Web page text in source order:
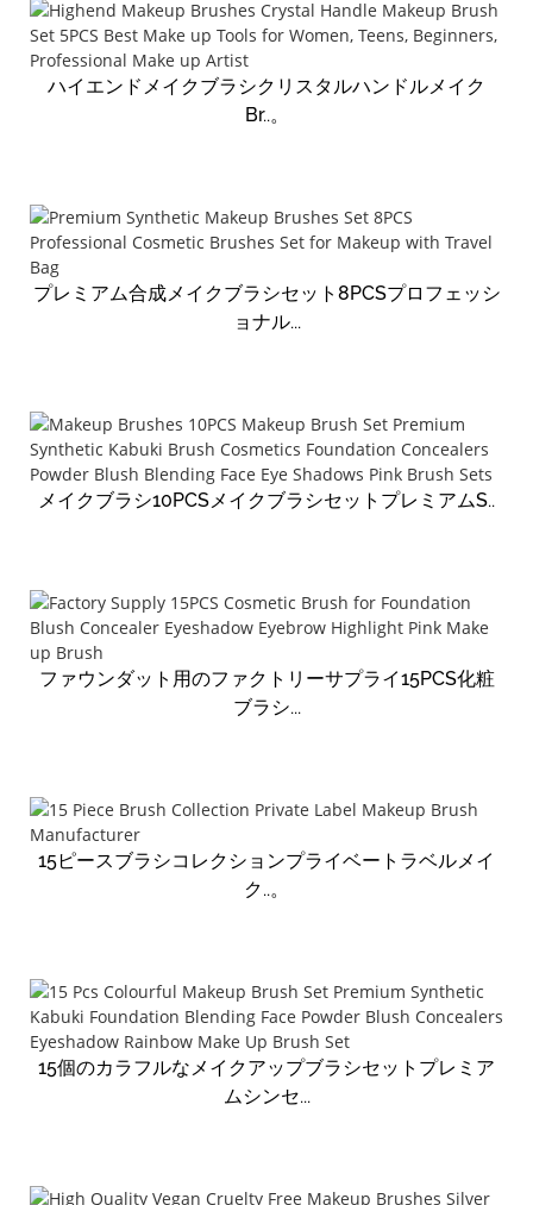
ハイエンドメイクブラシクリスタルハンドルメイク
Br..。
プレミアム合成メイクブラシセット8PCSプロフェッシ
ョナル...
メイクブラシ10PCSメイクブラシセットプレミアムS..
ファウンダット用のファクトリーサプライ15PCS化粧
ブラシ...
15ピースブラシコレクションプライベートラベルメイ
ク..。
15個のカラフルなメイクアップブラシセットプレミア
ムシンセ...